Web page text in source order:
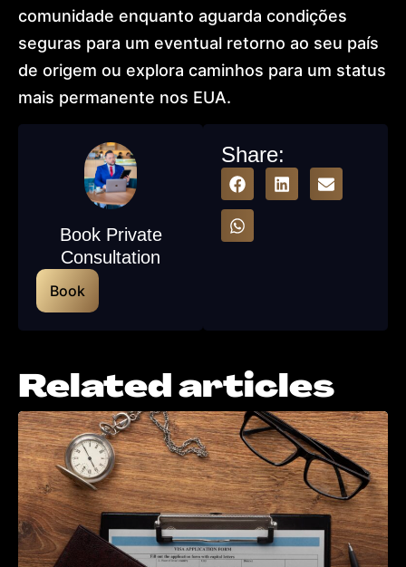
Book Private
Consultation
Book
Share:
comunidade enquanto aguarda condições
seguras para um eventual retorno ao seu país
de origem ou explora caminhos para um status
mais permanente nos EUA.
Related articles